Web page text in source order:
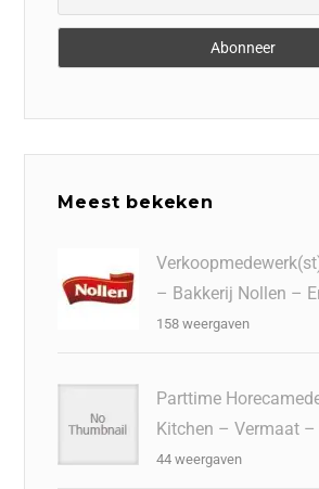
Meest bekeken
– Bakkerij Nollen –
158 weergaven
Parttime
Kitchen – Vermaat –
44 weergaven